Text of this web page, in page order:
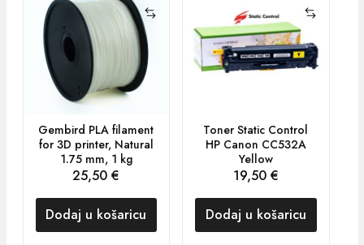
Gembird PLA filament
for 3D printer, Natural
1.75 mm, 1 kg
25,50€
Dodaj u košaricu
Toner Static Control
HP Canon CC532A
Yellow
19,50 €
Dodaj u košaricu